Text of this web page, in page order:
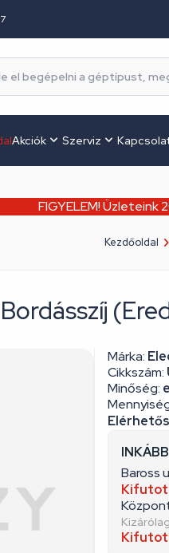
Akciók Szerviz
FIGYELEM! Üzleteink
Kezdőoldal
Márka:
Cikkszám:
Minőség:
Baross